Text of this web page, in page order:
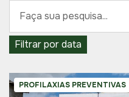
Filtrar por data
PROFILAXIAS PREVENTIVAS